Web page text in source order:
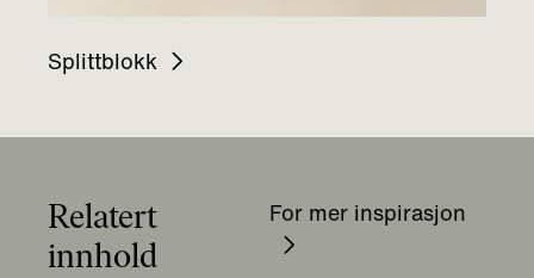
Splittblokk
Relatert
innhold
For mer inspirasjon